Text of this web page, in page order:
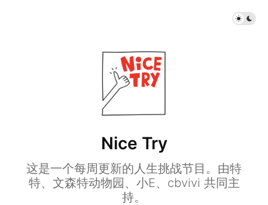
Nice Try
这是一个每周更新的人生挑战节目。由特
特、文森特动物园、小E、cbvivi 共同主
持。